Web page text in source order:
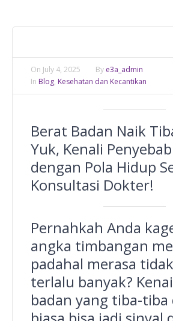
On July 4, 2025 By e3a_admin
In Blog, Kesehatan dan Kecantikan
Berat Badan Naik
Yuk, Kenali
dengan Pola Hidup
Konsultasi Dokter!
Pernahkah Anda
angka timbangan
padahal merasa
terlalu banyak?
badan yang tiba-